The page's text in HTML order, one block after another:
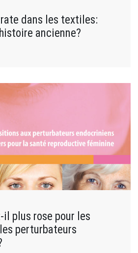
dans les textiles:
ancienne?
il plus rose pour les
perturbateurs